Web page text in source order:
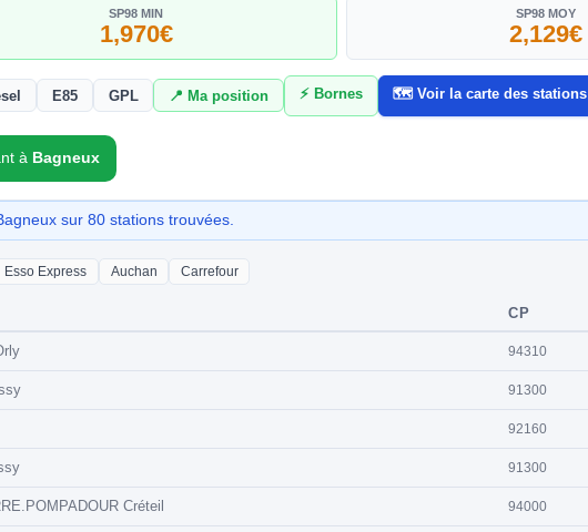
SP98 MIN
1,970€
SP98 MOY
2,129€
E85 GPL 📍 Ma position ⚡ Bornes 🗺️ Voir la carte des stations
à Bagneux
sur 80 stations trouvées.
Esso Express Auchan Carrefour
CP
94310
91300
92160
91300
Créteil 94000